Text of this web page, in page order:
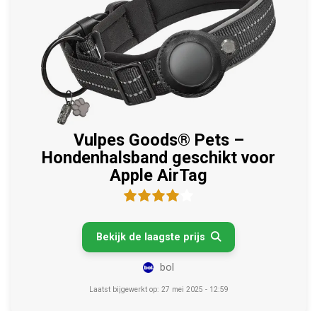
Vulpes Goods® Pets –
Hondenhalsband geschikt voor
Apple AirTag
Bekijk de laagste prijs 
bol
Laatst bijgewerkt op: 27 mei 2025 - 12:59